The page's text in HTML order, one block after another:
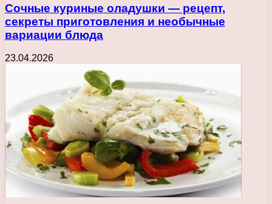
Сочные куриные оладушки — рецепт,
секреты приготовления и необычные
вариации блюда
23.04.2026